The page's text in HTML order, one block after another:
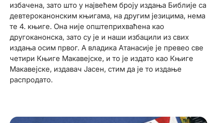
избачена, зато што у највећем броју издања Библије са
девтероканонским књигама, на другим језицима, нема
те 4. књиге. Она није општеприхваћена као
другоканонска, зато су је и наши избацили из свих
издања осим првог. А владика Атанасије је превео све
четири Књиге Макавејске, и то је издато као Књиге
Макавејске, издавач Јасен, стим да је то издање
распродато.